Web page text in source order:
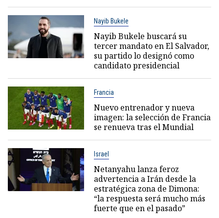
Nayib Bukele
Nayib Bukele buscará su
tercer mandato en El Salvador,
su partido lo designó como
candidato presidencial
Francia
Nuevo entrenador y nueva
imagen: la selección de Francia
se renueva tras el Mundial
Israel
Netanyahu lanza feroz
advertencia a Irán desde la
estratégica zona de Dimona:
“la respuesta será mucho más
fuerte que en el pasado”